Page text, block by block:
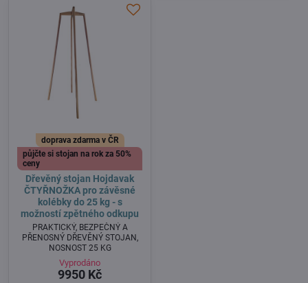
doprava zdarma v ČR
půjčte si stojan na rok za 50%
ceny
Dřevěný stojan Hojdavak
ČTYŘNOŽKA pro závěsné
kolébky do 25 kg - s
možností zpětného odkupu
PRAKTICKÝ, BEZPEČNÝ A
PŘENOSNÝ DŘEVĚNÝ STOJAN,
NOSNOST 25 KG
Vyprodáno
9950 Kč